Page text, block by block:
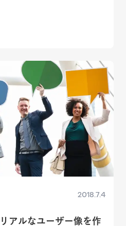
2018.7.4
アルなユーザー像を作